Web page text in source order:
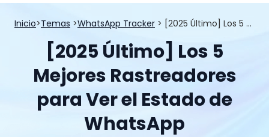
Inicio>Temas >WhatsApp Tracker > [2025 Último] Los 5 Mejores Rastreadores para Ver el Estado de WhatsApp
[2025 Último] Los 5
Mejores Rastreadores
para Ver el Estado de
WhatsApp